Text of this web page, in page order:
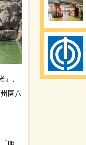
、
園八